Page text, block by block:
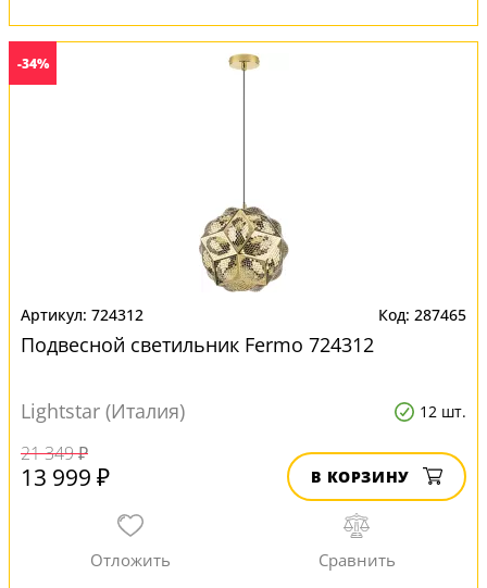
-34%
724312 287465
Подвесной светильник Fermo 724312
Lightstar (Италия) 12 шт.
21 349 ₽
13 999 ₽ В КОРЗИНУ